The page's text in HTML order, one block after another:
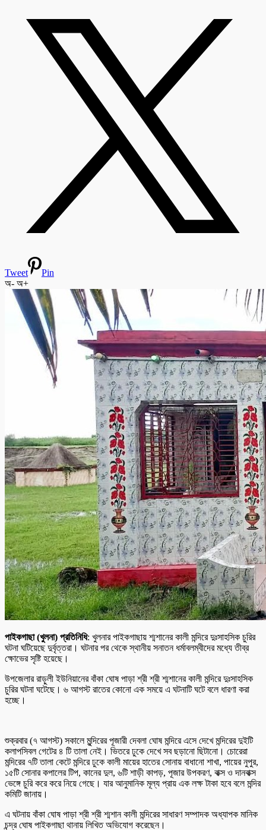
Tweet
Pin
অ- অ+
পাইকগাছা (খুলনা) প্রতিনিধি: খুলনার পাইকগাছায় শ্মশানের কালী মন্দিরে দুঃসাহসিক চুরির
ঘটনা ঘটিয়েছে দুর্বৃত্তরা। ঘটনার পর থেকে স্থানীয় সনাতন ধর্মাবলম্বীদের মধ্যে তীব্র
ক্ষোভের সৃষ্টি হয়েছে।
উপজেলার রাড়ুলী ইউনিয়ানের বাঁকা ঘোষ পাড়া শ্রী শ্রী শ্মশানের কালী মন্দিরে দুঃসাহসিক
চুরির ঘটনা ঘটেছে। ৬ আগস্ট রাতের কোনো এক সময়ে এ ঘটনাটি ঘটে বলে ধারণা করা
হচ্ছে।
শুক্রবার (৭ আগস্ট) সকালে মুন্দিরের পূজারী দেবলা ঘোষ মন্দিরে এসে দেখে মন্দিরের দুইটি
কলাপসিবল গেটের ৪ টি তালা নেই। ভিতরে ঢুকে দেখে সব ছড়ানো ছিটানো। চোরেরা
মন্দিরের ৭টি তালা কেটে মন্দিরে ঢুকে কালী মায়ের হাতের সোনায় বাধানো শাখা, পায়ের নুপুর,
১৫টি সোনার কপালের টিপ, কানের দুল, ৬টি শাড়ী কাপড়, পূজার উপকরণ, বাক্স ও দানবাক্স
ভেঙ্গে চুরি করে করে নিয়ে গেছে। যার আনুমানিক মূল্য প্রায় এক লক্ষ টাকা হবে বলে মন্দির
কমিটি জানায়।
এ ঘটনায় বাঁকা ঘোষ পাড়া শ্রী শ্রী শ্মশান কালী মন্দিরের সাধারণ সম্পাদক অধ্যাপক মানিক
চন্দ্র ঘোষ পাইকগাছা থানায় লিখিত অভিযোগ করেছেন।